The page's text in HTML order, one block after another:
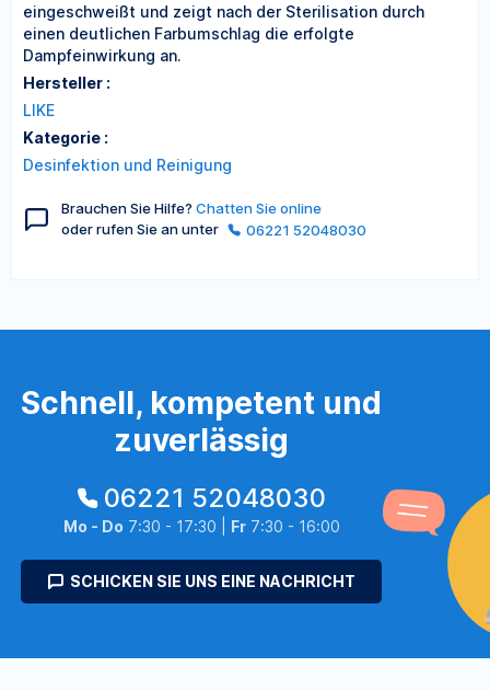
eingeschweißt und zeigt nach der Sterilisation durch
einen deutlichen Farbumschlag die erfolgte
Dampfeinwirkung an.
Hersteller :
LIKE
Kategorie :
Desinfektion und Reinigung
Brauchen Sie Hilfe? Chatten Sie online
oder rufen Sie an unter
06221 52048030
Schnell, kompetent und
zuverlässig
06221 52048030
Mo - Do 7:30 - 17:30 | Fr7:30 - 16:00
SCHICKEN SIE UNS EINE NACHRICHT